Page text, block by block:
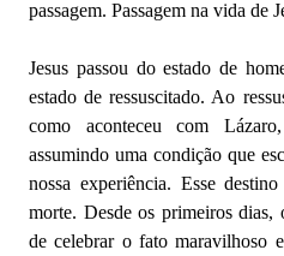
passagem. Passagem na vida de
Jesus passou do estado de
estado de ressuscitado. Ao
como aconteceu com
assumindo uma condição que
nossa experiência. Esse
morte. Desde os primeiros dias,
de celebrar o fato maravilhoso